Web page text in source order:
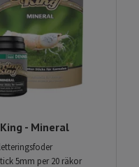
- Mineral
5mm per 20 räkor